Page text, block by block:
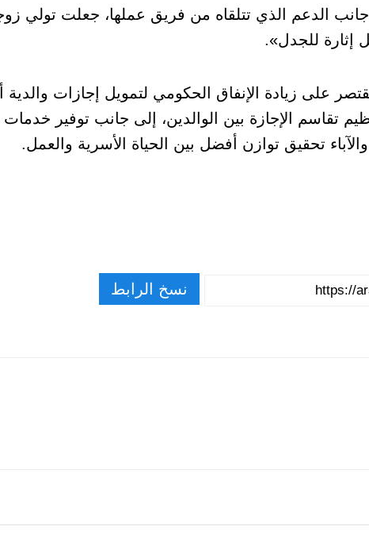
الدعم الذي تتلقاه من فريق عملها، جعلت تولي
إثارة للجدل».
على زيادة الإنفاق الحكومي لتمويل إجازات
تقاسم الإجازة بين الوالدين، إلى جانب توفير خدمات
تحقيق توازن أفضل بين الحياة الأسرية والعمل.
نسخ الرابط